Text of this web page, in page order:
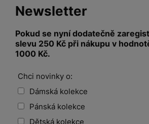
Newsletter
Pokud se nyní dodatečně
slevu 250 Kč při nákupu v
1000 Kč.
Chci novinky o:
Dámská kolekce
Pánská kolekce
Dětská kolekce